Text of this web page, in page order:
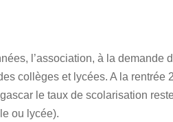
l’association, à la demande
collèges et lycées. A la rentrée
le taux de scolarisation
ou lycée).